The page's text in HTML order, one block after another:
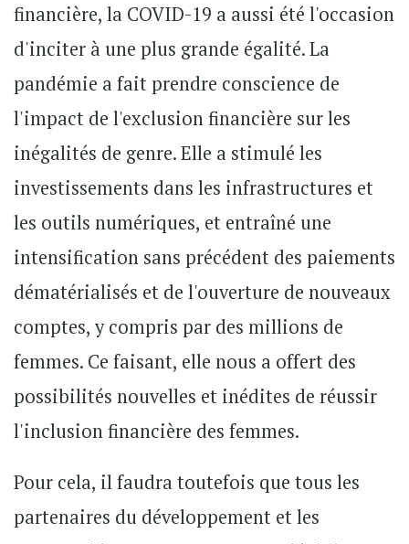
financière, la COVID-19 a aussi été l'occasion
d'inciter à une plus grande égalité. La
pandémie a fait prendre conscience de
l'impact de l'exclusion financière sur les
inégalités de genre. Elle a stimulé les
investissements dans les infrastructures et
les outils numériques, et entraîné une
intensification sans précédent des paiements
dématérialisés et de l'ouverture de nouveaux
comptes, y compris par des millions de
femmes. Ce faisant, elle nous a offert des
possibilités nouvelles et inédites de réussir
l'inclusion financière des femmes.
Pour cela, il faudra toutefois que tous les
partenaires du développement et les